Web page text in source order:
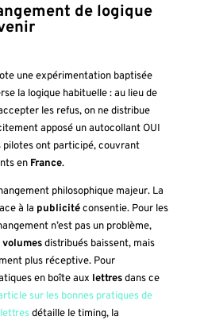
de logique
une expérimentation baptisée
la logique habituelle : au lieu de
les refus, on ne distribue
apposé un autocollant OUI
ont participé, couvrant
en France.
philosophique majeur. La
à la publicitéconsentie. Pour les
n’est pas un problème,
volumesdistribués baissent, mais
plus réceptive. Pour
en boîte aux lettresdans ce
sur les bonnes pratiques de
détaille le timing, la